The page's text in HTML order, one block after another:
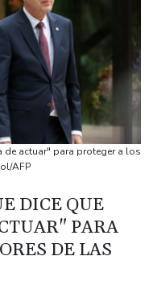
su tasa de referencia sin
la llegada de Enner
en un parque de
por el caso de 43
la dimisión de Infantino
del sur del Líbano
mira de Washington
de actuar" para proteger a los
AFP
DICE QUE
PARA
DE LAS